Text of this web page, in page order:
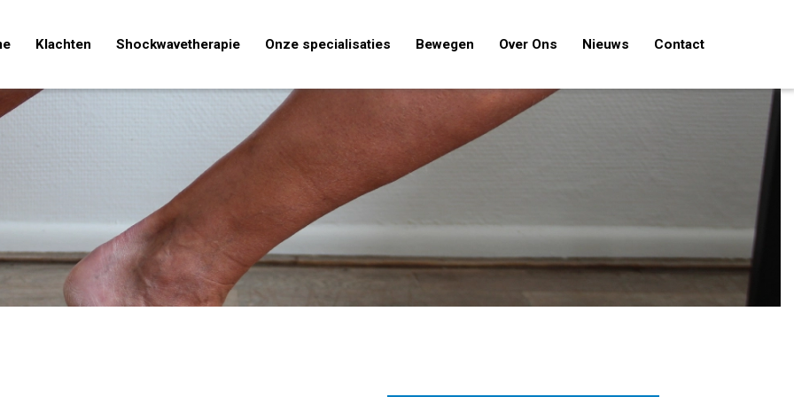
Klachten Shockwavetherapie Onze specialisaties Bewegen Over Ons Nieuws Contact